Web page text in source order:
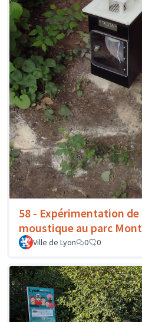
58 - Expérimentation
moustique au parc
Ville de Lyon 0 0